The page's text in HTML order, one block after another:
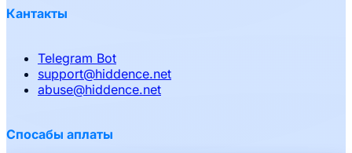
Кантакты
Telegram Bot
support@hiddence.net
abuse@hiddence.net
Спосабы аплаты